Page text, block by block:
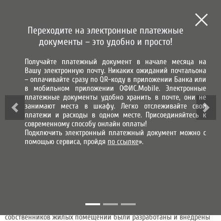
МЫ В СОЦИАЛЬНЫХ СЕТЯХ
ВХОД В ЛИЧНЫЙ КАБИНЕТ
ПРОГРАММНЫЙ КОМПЛЕКС
«ЦЕНТР НАЧИСЛЕНИЙ»
Начисление платы за жилищно-коммунальные услуги
производится при помощи программного комплекса, который
включает в себя следующие модули:
возможностей при использовании единой базы данных
собственников жилых помещений были разработаны и внедрены
Переходите на электронные платежные
документы – это удобно и просто!
Получайте платежный документ в начале месяца на
Вашу электронную почту. Никаких ожиданий почтальона
– оплачивайте сразу по QR-коду в приложении Банка или
в мобильном приложении ОФИС.Mobile. Электронные
платежные документы удобно хранить в почте, они не
занимают места в шкафу. Легко отслеживайте свои
платежи и расходы в одном месте. Присоединяйтесь к
современному способу онлайн оплаты!
Подключить электронный платежный документ можно с
помощью сервиса, пройдя по ссылке».